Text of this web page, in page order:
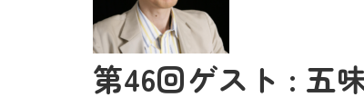
第46回ゲスト : 五